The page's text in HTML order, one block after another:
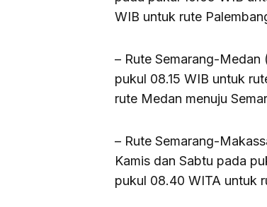
WIB untuk rute
– Rute Semarang-
pukul 08.15 WIB untuk
rute Medan menuju
– Rute Semarang-
Kamis dan Sabtu pada
pukul 08.40 WITA untuk